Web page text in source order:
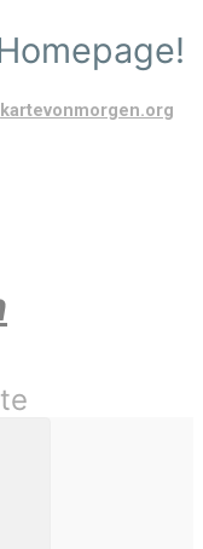
kartevonmorgen.org